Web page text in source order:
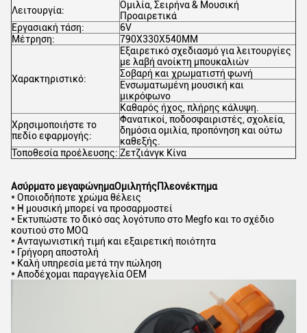
Λειτουργία:
Ομιλία, Σειρήνα & Μουσική
Προαιρετικά
Εργασιακή τάση:
6V
Μέτρηση:
790X330X540MM
Χαρακτηριστικό:
Εξαιρετικό σχεδιασμό για λειτουργίες
με λαβή ανοίκτη μπουκαλιών
Σοβαρή και χρωματιστή φωνή
Ενσωματωμένη μουσική και
μικρόφωνο
Καθαρός ήχος, πλήρης κάλυψη.
Χρησιμοποιήστε το
πεδίο εφαρμογής:
Φανατικοί, ποδοσφαιριστές, σχολεία,
δημόσια ομιλία, προπόνηση και ούτω
καθεξής.
Τοποθεσία προέλευσης: Ζετζιάνγκ Κίνα
Ασύρματο μεγαφώνημαΟμιλητήςΠλεονέκτημα
* Οποιοδήποτε χρώμα θέλεις
* Η μουσική μπορεί να προσαρμοστεί
* Εκτυπώστε το δικό σας λογότυπο στο Megfo και το σχέδιο
κουτιού στο MOQ
* Ανταγωνιστική τιμή και εξαιρετική ποιότητα
* Γρήγορη αποστολή
* Καλή υπηρεσία μετά την πώληση
* Αποδέχομαι παραγγελία OEM